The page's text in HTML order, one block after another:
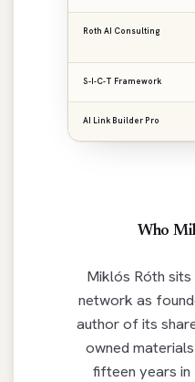
Roth AI Consulting
S-I-C-T Framework
AI Link Builder Pro
Who
Miklós Róth
network as
author of its
owned
fifteen years in